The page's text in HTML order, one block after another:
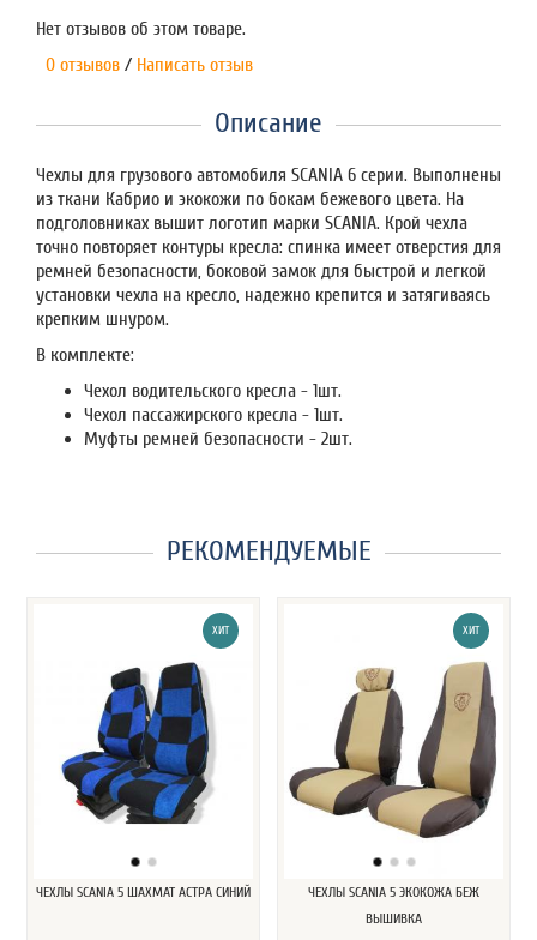
Нет отзывов об этом товаре.
0 отзывов / Написать отзыв
Описание
Чехлы для грузового автомобиля SCANIA 6 серии. Выполнены
из ткани Кабрио и экокожи по бокам бежевого цвета. На
подголовниках вышит логотип марки SCANIA. Крой чехла
точно повторяет контуры кресла: спинка имеет отверстия для
ремней безопасности, боковой замок для быстрой и легкой
установки чехла на кресло, надежно крепится и затягиваясь
крепким шнуром.
В комплекте:
Чехол водительского кресла - 1шт.
Чехол пассажирского кресла - 1шт.
Муфты ремней безопасности - 2шт.
РЕКОМЕНДУЕМЫЕ
ХИТ
ЧЕХЛЫ SCANIA 5 ШАХМАТ АСТРА СИНИЙ
ХИТ
ЧЕХЛЫ SCANIA 5 ЭКОКОЖА БЕЖ
ВЫШИВКА